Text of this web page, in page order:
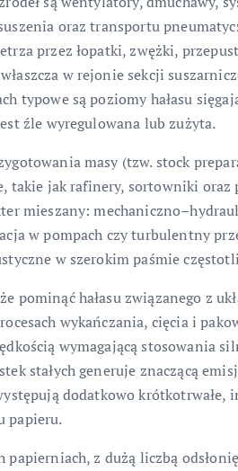
oraz transportu
przez łopatki, zwężki,
w rejonie sekcji
typowe są poziomy hałasu
źle wyregulowana lub zużyta.
masy (tzw. stock
takie jak rafinery, sortowniki
mieszany:
w pompach czy turbulentny
w szerokim paśmie
pominąć hałasu związanego z
wykańczania, cięcia i
wymagającą stosowania
stałych generuje znaczącą
dodatkowo
papieru.
papierniach, z dużą liczbą